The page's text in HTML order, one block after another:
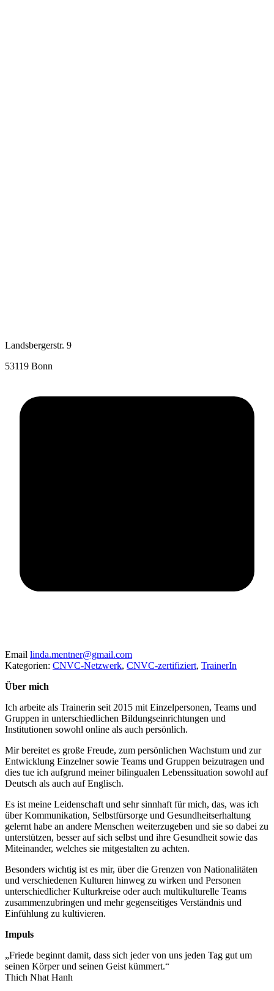
Landsbergerstr. 9
53119 Bonn
Email linda.mentner@gmail.com
Kategorien: CNVC-Netzwerk, CNVC-zertifiziert, TrainerIn
Über mich
Ich arbeite als Trainerin seit 2015 mit Einzelpersonen, Teams und
Gruppen in unterschiedlichen Bildungseinrichtungen und
Institutionen sowohl online als auch persönlich.
Mir bereitet es große Freude, zum persönlichen Wachstum und zur
Entwicklung Einzelner sowie Teams und Gruppen beizutragen und
dies tue ich aufgrund meiner bilingualen Lebenssituation sowohl auf
Deutsch als auch auf Englisch.
Es ist meine Leidenschaft und sehr sinnhaft für mich, das, was ich
über Kommunikation, Selbstfürsorge und Gesundheitserhaltung
gelernt habe an andere Menschen weiterzugeben und sie so dabei zu
unterstützen, besser auf sich selbst und ihre Gesundheit sowie das
Miteinander, welches sie mitgestalten zu achten.
Besonders wichtig ist es mir, über die Grenzen von Nationalitäten
und verschiedenen Kulturen hinweg zu wirken und Personen
unterschiedlicher Kulturkreise oder auch multikulturelle Teams
zusammenzubringen und mehr gegenseitiges Verständnis und
Einfühlung zu kultivieren.
Impuls
„Friede beginnt damit, dass sich jeder von uns jeden Tag gut um
seinen Körper und seinen Geist kümmert.“
Thich Nhat Hanh